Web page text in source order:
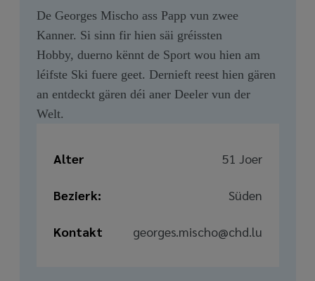
De Georges Mischo ass Papp vun zwee
Kanner. Si sinn fir hien säi gréissten
Hobby, duerno kënnt de Sport wou hien am
léifste Ski fuere geet. Dernieft reest hien gären
an entdeckt gären déi aner Deeler vun der
Welt.
Alter 51 Joer
Bezierk: Süden
Kontakt georges.mischo@chd.lu